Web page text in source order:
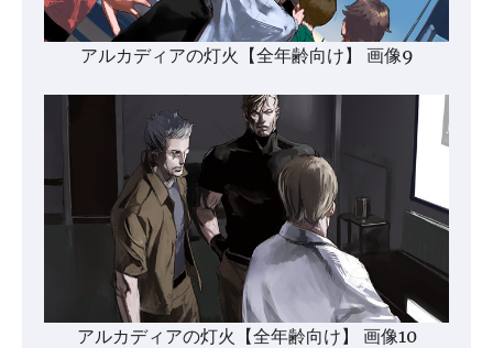
アルカディアの灯火【全年齢向け】 画像9
アルカディアの灯火【全年齢向け】 画像10